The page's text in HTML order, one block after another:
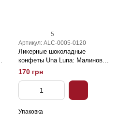
5
Артикул: ALC-0005-0120
Ликерные шоколадные
конфеты Una Luna: Малиновка
120 г
170 грн
Упаковка